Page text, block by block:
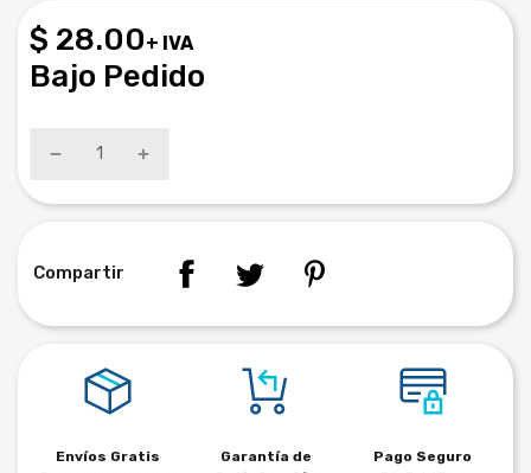
$ 28.00+ IVA
Bajo Pedido
Compartir
Envíos Gratis
Garantía de
Pago Seguro